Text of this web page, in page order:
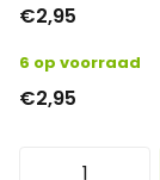
€2,95
6 op voorraad
€2,95